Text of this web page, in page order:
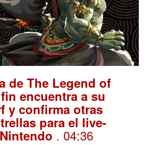
de The Legend of
encuentra a su
y confirma otras
para el live-
. 04:36